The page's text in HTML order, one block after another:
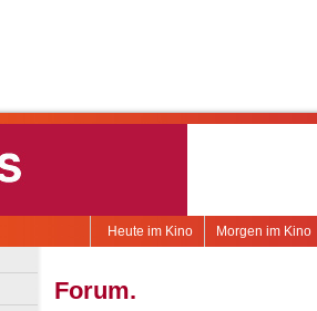
Morgen im Kino
Heute im Kino
Forum.